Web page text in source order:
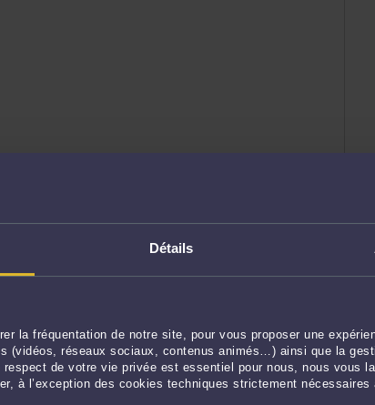
Détails
la fréquentation de notre site, pour vous proposer une
(vidéos, réseaux sociaux, contenus animés…) ainsi que la
de votre vie privée est essentiel pour nous, nous vous
à l’exception des cookies techniques strictement nécessaires